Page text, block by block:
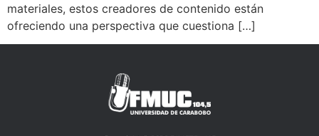
materiales, estos creadores de contenido están
ofreciendo una perspectiva que cuestiona […]